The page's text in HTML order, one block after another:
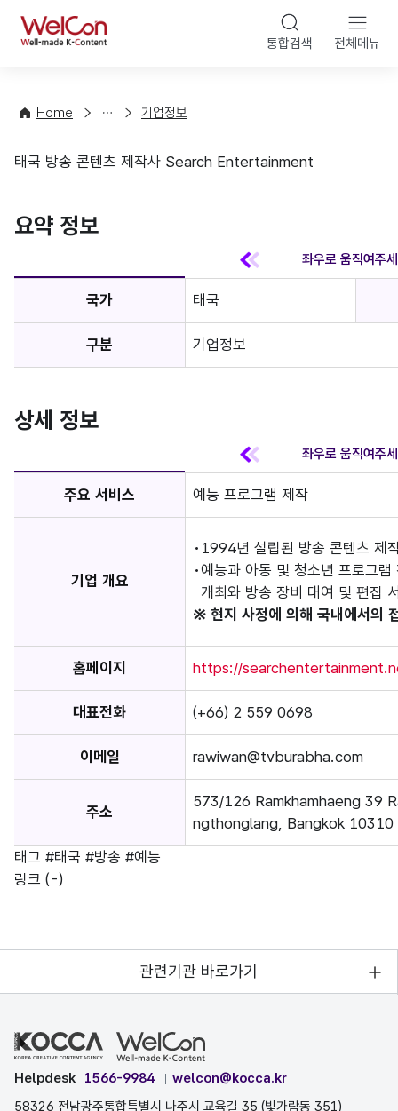
WelCon 통합검색 전체메뉴
Home
컨
팅
해
기
정
기업정보
기업정보
태국 방송 콘텐츠 제작사 Search Entertainment
요약 정보
국가 태국
구분 기업정보
상세 정보
주요 서비스 예능 프로그램 제작
기업 개요
1994년 설립된 방송 콘텐츠 제
예능과 아동 및 청소년 프로그
개최와 방송 장비 대여 및 편집
※ 현지 사정에 의해 국내에서의
홈페이지 https://
대표전화 (+66) 2 559 0698
이메일 rawiwan@tvburabha.com
주소
573/126 Ramkhamhaeng 39
ngthonglang, Bangkok 10310
태그 #태국 #방송 #예능
링크 (-)
관련기관 바로가기
Helpdesk 1566-9984
welcon@kocca.kr
58326 전남광주통합특별시 나주시 교육길 35 (빛가람동 351)